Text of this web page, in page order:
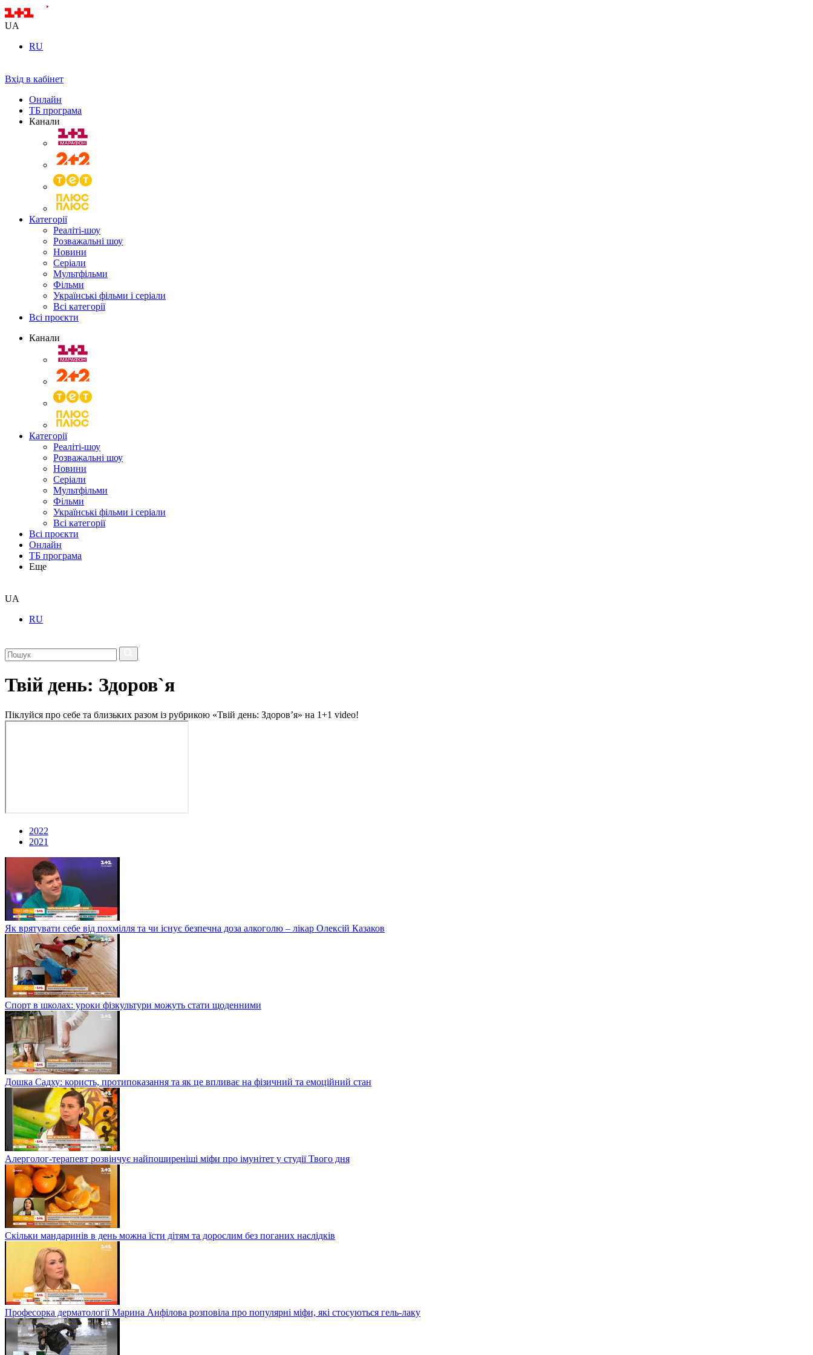
UA
RU
Вхід в кабінет
Онлайн
ТБ програма
Канали
Категорії
Реаліті-шоу
Розважальні шоу
Новини
Серіали
Мультфільми
Фільми
Українські фільми і серіали
Всі категорії
Всі проєкти
Канали
Категорії
Реаліті-шоу
Розважальні шоу
Новини
Серіали
Мультфільми
Фільми
Українські фільми і серіали
Всі категорії
Всі проєкти
Онлайн
ТБ програма
Еще
UA
RU
Твій день: Здоров`я
Піклуйся про себе та близьких разом із рубрикою «Твій день: Здоров’я» на 1+1 video!
2022
2021
Як врятувати себе від похмілля та чи існує безпечна доза алкоголю – лікар Олексій Казаков
Спорт в школах: уроки фізкультури можуть стати щоденними
Дошка Садху: користь, протипоказання та як це впливає на фізичний та емоційний стан
Алерголог-терапевт розвінчує найпоширеніші міфи про імунітет у студії Твого дня
Скільки мандаринів в день можна їсти дітям та дорослим без поганих наслідків
Професорка дерматології Марина Анфілова розповіла про популярні міфи, які стосуються гель-лаку